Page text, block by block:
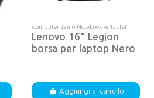
Computer Zaino Notebook & Tablet
Lenovo 16" Legion
borsa per laptop Nero
Aggiungi al carrello